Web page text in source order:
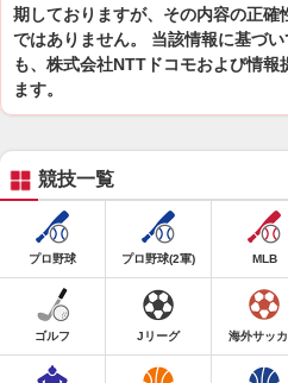
期しておりますが、その内容の正
ではありません。 当該情報に基づ
も、株式会社NTTドコモおよび情
ます。
競技一覧
プロ野球 プロ野球(2軍) MLB
ゴルフ Jリーグ 海外サッ